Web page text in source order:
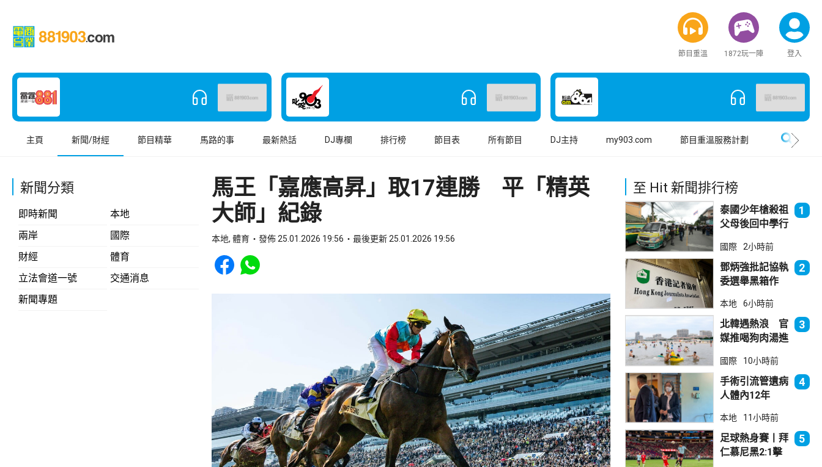
節目重溫 1872玩一陣 登入
主頁 新聞/財經 節目精華 馬路的事 最新熱話 DJ專欄 排行榜 節目表 所有節目 DJ主持 my903.com 節目重溫服務計劃
新聞分類
即時新聞
本地
兩岸
國際
財經
體育
立法會道一號
交通消息
新聞專題
馬王「嘉應高昇」取17連勝 平「精英
大師」紀錄
本地, 體育 發佈 25.01.2026 19:56 最後更新 25.01.2026 19:56
Share to Facebook
Share to WhatsApp
至 Hit 新聞排行榜
泰國少年槍殺祖
父母後回中學行
死23傷
1
國際 2小時前
鄧炳強批記協執
委選舉黑箱作
國安一定「釘死
你」
2
本地 6小時前
北韓遇熱浪 官
媒推喝狗肉湯進
3
國際 10小時前
手術引流管遺病
人體內12年
業失當除牌1個
月
4
本地 11小時前
足球熱身賽丨拜
仁慕尼黑2:1擊
5